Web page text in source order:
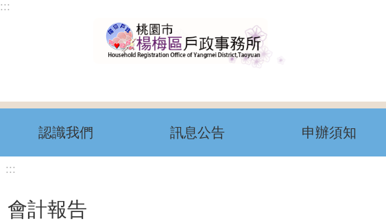
跳到主要內容區塊
:::
認識我們 訊息公告 申辦須知
:::
會計報告